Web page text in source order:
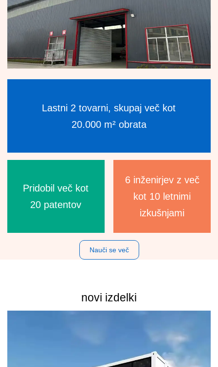
Lastni 2 tovarni, skupaj več kot
20.000 m² obrata
Pridobil več kot
20 patentov
6 inženirjev z več
kot 10 letnimi
izkušnjami
Nauči se več
novi izdelki